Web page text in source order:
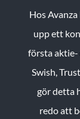
Hos
upp ett
första aktie-
Swish,
gör detta
redo att